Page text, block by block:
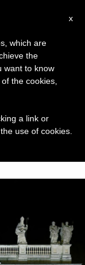
x
which are
the
want to know
the cookies,
a link or
use of cookies.